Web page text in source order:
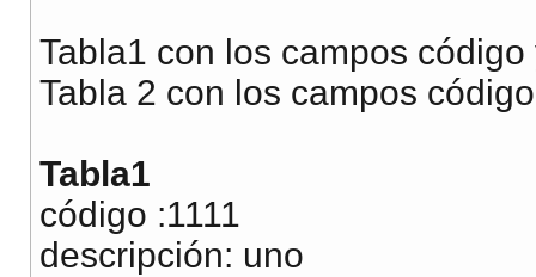
Tabla1 con los campos
Tabla 2 con los campos
Tabla1
código :1111
descripción: uno